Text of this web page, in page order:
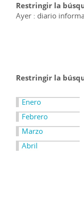
Restringir la
Ayer : diario
Restringir la
Enero
Febrero
Marzo
Abril